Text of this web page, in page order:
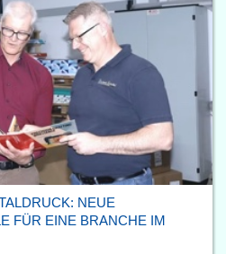
NEUE
FÜR EINE BRANCHE IM